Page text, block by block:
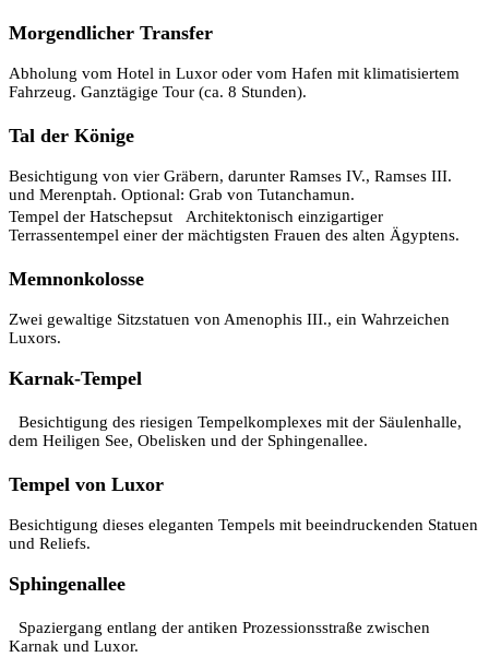
Morgendlicher Transfer
Abholung vom Hotel in Luxor oder vom Hafen mit klimatisiertem
Fahrzeug. Ganztägige Tour (ca. 8 Stunden).
Tal der Könige
Besichtigung von vier Gräbern, darunter Ramses IV., Ramses III.
und Merenptah. Optional: Grab von Tutanchamun.
Tempel der Hatschepsut Architektonisch einzigartiger
Terrassentempel einer der mächtigsten Frauen des alten Ägyptens.
Memnonkolosse
Zwei gewaltige Sitzstatuen von Amenophis III., ein Wahrzeichen
Luxors.
Karnak-Tempel
Besichtigung des riesigen Tempelkomplexes mit der Säulenhalle,
dem Heiligen See, Obelisken und der Sphingenallee.
Tempel von Luxor
Besichtigung dieses eleganten Tempels mit beeindruckenden Statuen
und Reliefs.
Sphingenallee
Spaziergang entlang der antiken Prozessionsstraße zwischen
Karnak und Luxor.